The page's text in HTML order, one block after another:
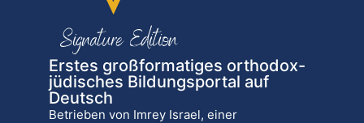
Erstes großformatiges orthodox-
jüdisches Bildungsportal auf
Deutsch
Betrieben von Imrey Israel, einer